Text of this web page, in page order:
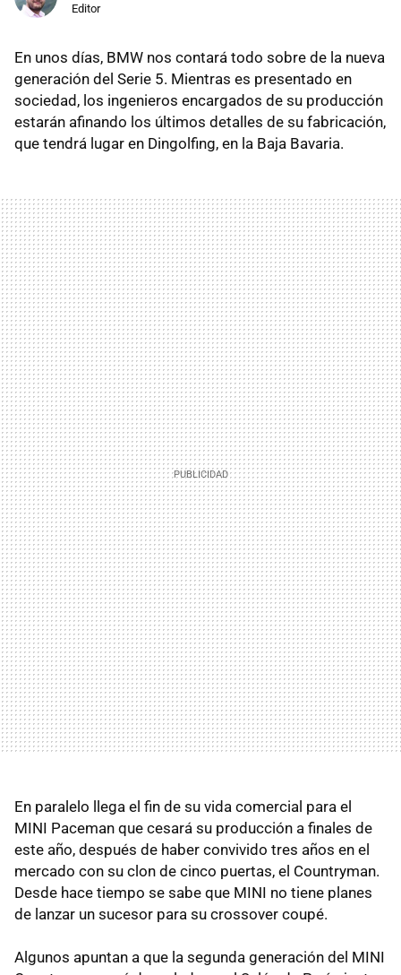
Editor
En unos días, BMW nos contará todo sobre de la nueva
generación del Serie 5. Mientras es presentado en
sociedad, los ingenieros encargados de su producción
estarán afinando los últimos detalles de su fabricación,
que tendrá lugar en Dingolfing, en la Baja Bavaria.
En paralelo llega el fin de su vida comercial para el
MINI Paceman que cesará su producción a finales de
este año, después de haber convivido tres años en el
mercado con su clon de cinco puertas, el Countryman.
Desde hace tiempo se sabe que MINI no tiene planes
de lanzar un sucesor para su crossover coupé.
Algunos apuntan a que la segunda generación del MINI